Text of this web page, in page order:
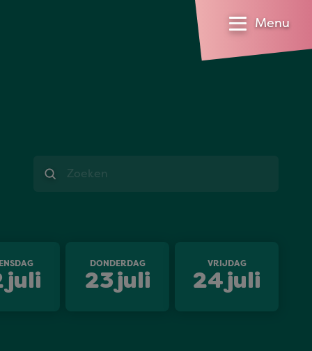
Menu
Zoeken
juli
DONDERDAG
23 juli
VRIJDAG
24 juli